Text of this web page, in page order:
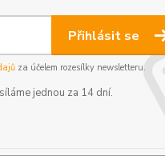
Přihlásit se
za účelem rozesílky newsletteru.
jednou za 14 dní.